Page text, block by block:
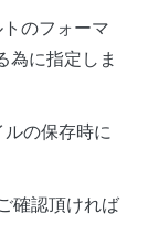
のフォーマ
為に指定しま
ルの保存時に
確認頂ければ